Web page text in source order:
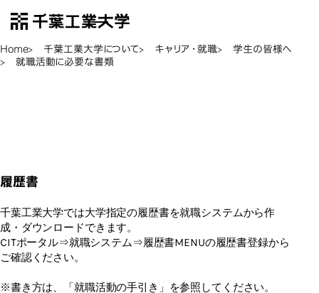
千葉工業大学
Open Menu
Home 千葉工業大学について キャリア・就職
学生の皆様へ
就職活動に必要な書類
履歴書
千葉工業大学では大学指定の履歴書を就職システムから作
成・ダウンロードできます。
CITポータル⇒就職システム⇒履歴書MENUの履歴書登録から
ご確認ください。
※書き方は、「就職活動の手引き」を参照してください。